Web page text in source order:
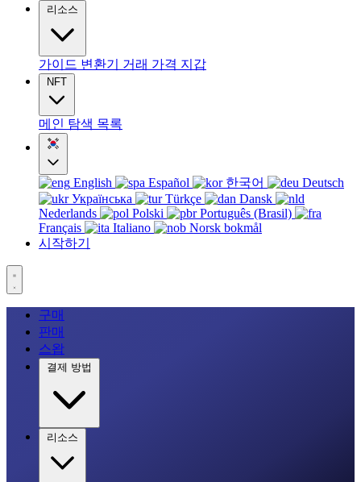
리소스
가이드 변환기 거래 가격 지갑
NFT
메인 탐색 목록
English Español 한국어
Deutsch
Українська
Türkçe
Dansk
Nederlands
Polski
Português (Brasil)
Français
Italiano
Norsk bokmål
시작하기
구매
판매
스왑
결제 방법
리소스